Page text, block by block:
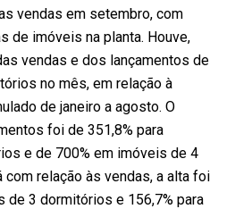
vendas em setembro, com
de imóveis na planta. Houve,
vendas e dos lançamentos de
no mês, em relação à
de janeiro a agosto. O
foi de 351,8% para
e de 700% em imóveis de 4
relação às vendas, a alta foi
de 3 dormitórios e 156,7% para